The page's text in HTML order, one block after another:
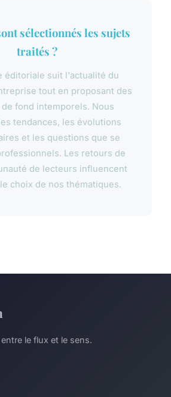
sélectionnés les sujets
traités ?
éditoriale suit l'actualité du
tout en proposant des
fond intemporels. Nous
tendances, les évolutions
et les questions que se
Les retours de
de lecteurs influencent
choix de nos thématiques.
le flux et le sens.